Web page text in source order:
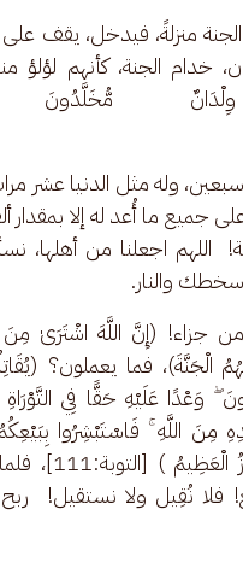
منزلةً، فيدخل، يقف
خدام الجنة، كأنهم
مُّخَلَّدُونَ
وله مثل الدنيا عشر
على جميع ما أُعد له إلا
اللهم اجعلنا من أهلها،
والنار.
جزاء! (إِنَّ اللَّهَ اشْتَرَىٰ مِنَ
الْجَنَّةَ)، فما يعملون؟
وَعْدًا عَلَيْهِ حَقًّا فِي التَّوْرَاةِ
مِنَ اللَّهِ ۚ فَاسْتَبْشِرُوا
وَذَٰلِكَ هُوَ الْفَوْزُ
فلا نُقِيل ولا نستقيل!  ربح